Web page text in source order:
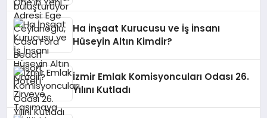
Ha İnşaat Kurucusu ve İş İnsanı
Hüseyin Altın Kimdir?
İzmir Emlak Komisyoncuları Odası 26.
Yılını Kutladı